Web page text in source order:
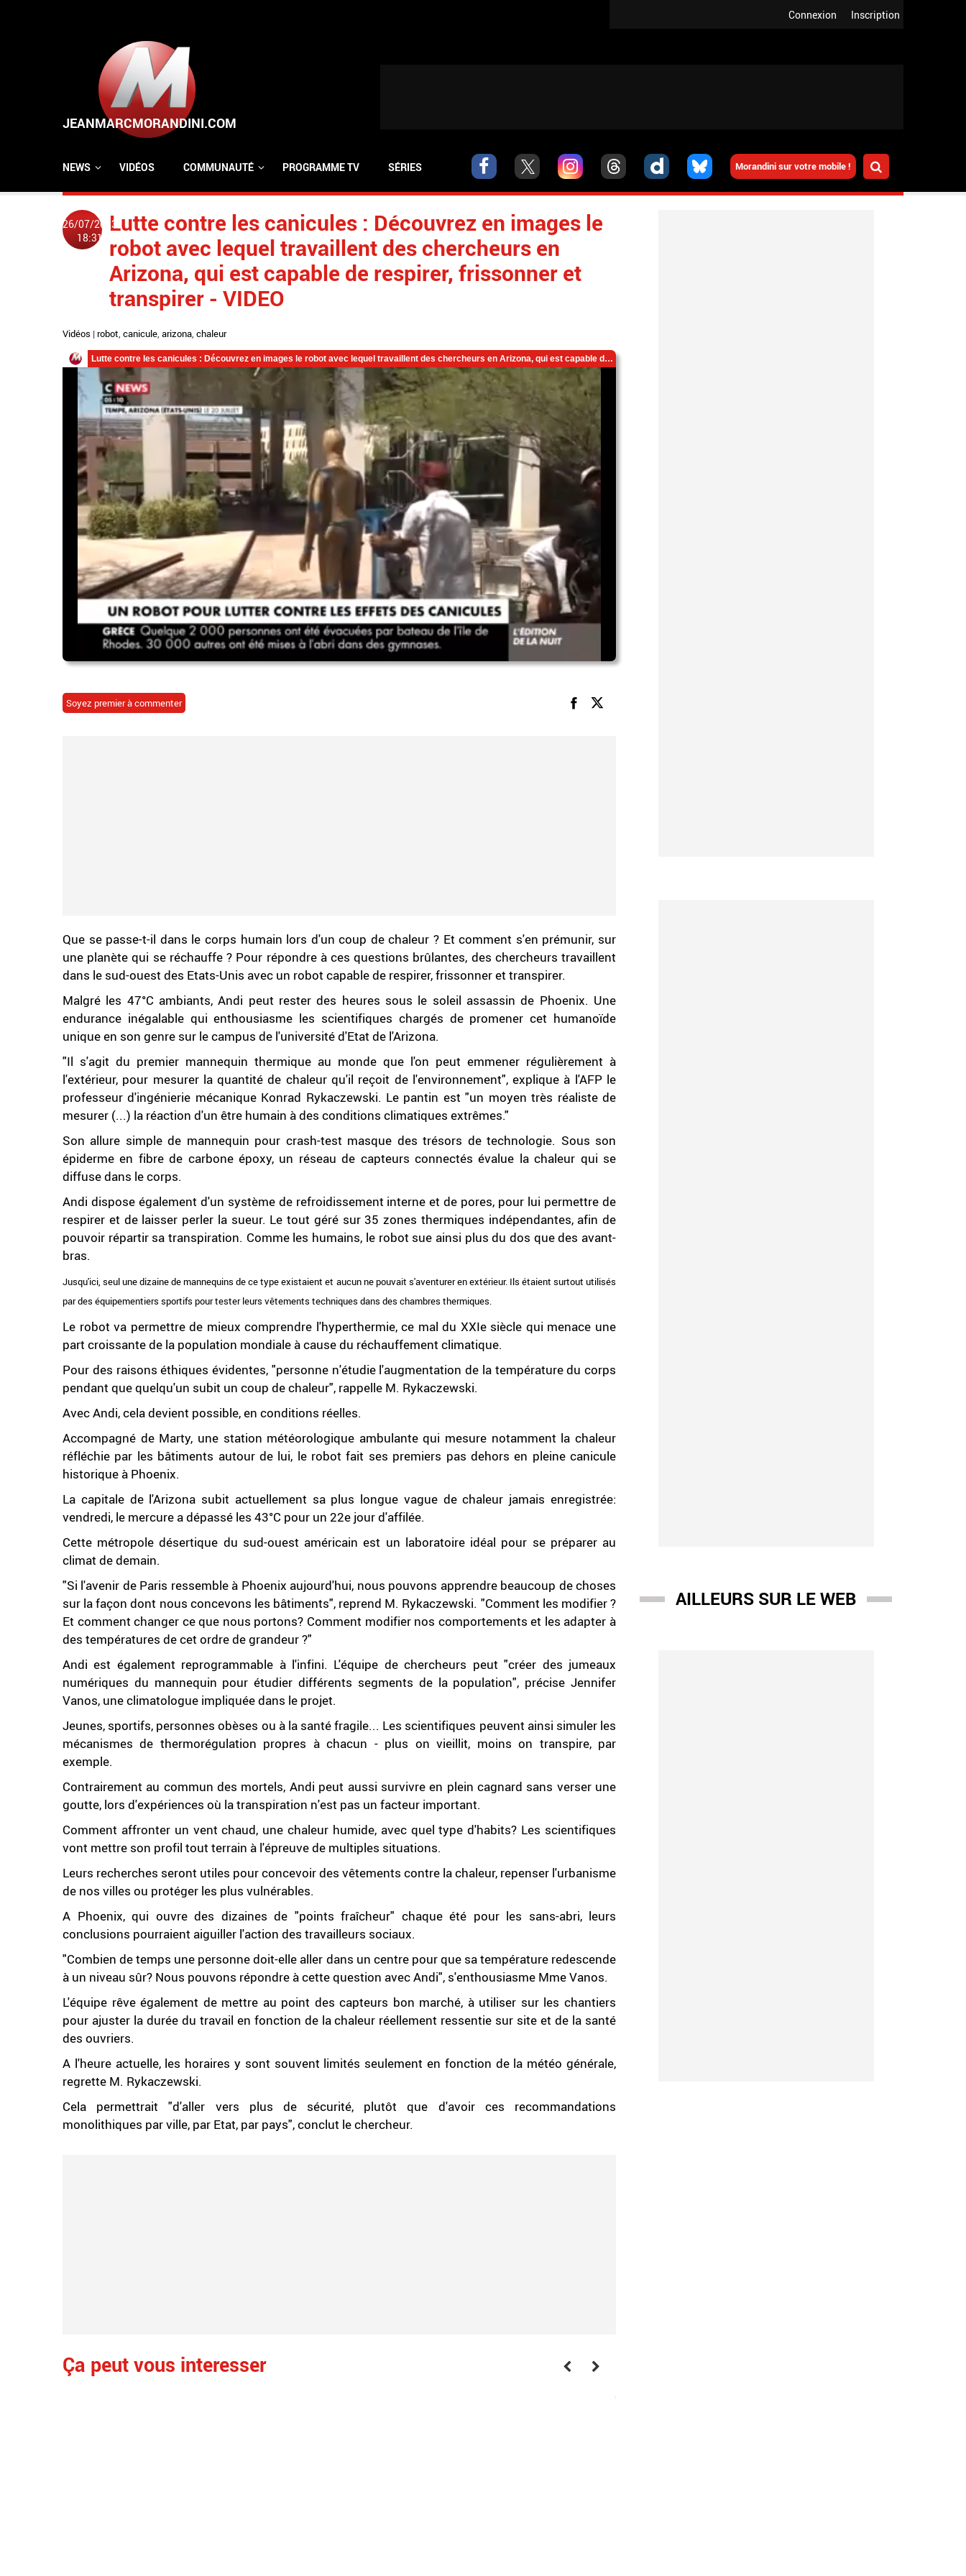
Inscription
Connexion
Morandini sur votre mobile !
NEWS VIDÉOS COMMUNAUTÉ PROGRAMME TV SÉRIES
26/07/2023
18:31
Lutte contre les canicules : Découvrez en images le
robot avec lequel travaillent des chercheurs en
Arizona, qui est capable de respirer, frissonner et
transpirer - VIDEO
Vidéos | robot, canicule, arizona, chaleur
Soyez premier à commenter
Que se passe-t-il dans le corps humain lors d'un coup de chaleur ? Et comment s'en prémunir, sur
une planète qui se réchauffe ? Pour répondre à ces questions brûlantes, des chercheurs travaillent
dans le sud-ouest des Etats-Unis avec un robot capable de respirer, frissonner et transpirer.
Malgré les 47°C ambiants, Andi peut rester des heures sous le soleil assassin de Phoenix. Une
endurance inégalable qui enthousiasme les scientifiques chargés de promener cet humanoïde
unique en son genre sur le campus de l'université d'Etat de l'Arizona.
"Il s'agit du premier mannequin thermique au monde que l'on peut emmener régulièrement à
l'extérieur, pour mesurer la quantité de chaleur qu'il reçoit de l'environnement", explique à l'AFP le
professeur d'ingénierie mécanique Konrad Rykaczewski. Le pantin est "un moyen très réaliste de
mesurer (...) la réaction d'un être humain à des conditions climatiques extrêmes."
Son allure simple de mannequin pour crash-test masque des trésors de technologie. Sous son
épiderme en fibre de carbone époxy, un réseau de capteurs connectés évalue la chaleur qui se
diffuse dans le corps.
Andi dispose également d'un système de refroidissement interne et de pores, pour lui permettre de
respirer et de laisser perler la sueur. Le tout géré sur 35 zones thermiques indépendantes, afin de
pouvoir répartir sa transpiration. Comme les humains, le robot sue ainsi plus du dos que des avant-
bras.
Jusqu'ici, seul une dizaine de mannequins de ce type existaient et aucun ne pouvait s'aventurer en extérieur. Ils étaient surtout utilisés
par des équipementiers sportifs pour tester leurs vêtements techniques dans des chambres thermiques.
Le robot va permettre de mieux comprendre l'hyperthermie, ce mal du XXIe siècle qui menace une
part croissante de la population mondiale à cause du réchauffement climatique.
Pour des raisons éthiques évidentes, "personne n'étudie l'augmentation de la température du corps
pendant que quelqu'un subit un coup de chaleur", rappelle M. Rykaczewski.
Avec Andi, cela devient possible, en conditions réelles.
Accompagné de Marty, une station météorologique ambulante qui mesure notamment la chaleur
réfléchie par les bâtiments autour de lui, le robot fait ses premiers pas dehors en pleine canicule
historique à Phoenix.
La capitale de l'Arizona subit actuellement sa plus longue vague de chaleur jamais enregistrée:
vendredi, le mercure a dépassé les 43°C pour un 22e jour d'affilée.
Cette métropole désertique du sud-ouest américain est un laboratoire idéal pour se préparer au
climat de demain.
"Si l'avenir de Paris ressemble à Phoenix aujourd'hui, nous pouvons apprendre beaucoup de choses
sur la façon dont nous concevons les bâtiments", reprend M. Rykaczewski. "Comment les modifier ?
Et comment changer ce que nous portons? Comment modifier nos comportements et les adapter à
des températures de cet ordre de grandeur ?"
Andi est également reprogrammable à l'infini. L'équipe de chercheurs peut "créer des jumeaux
numériques du mannequin pour étudier différents segments de la population", précise Jennifer
Vanos, une climatologue impliquée dans le projet.
Jeunes, sportifs, personnes obèses ou à la santé fragile... Les scientifiques peuvent ainsi simuler les
mécanismes de thermorégulation propres à chacun - plus on vieillit, moins on transpire, par
exemple.
Contrairement au commun des mortels, Andi peut aussi survivre en plein cagnard sans verser une
goutte, lors d'expériences où la transpiration n'est pas un facteur important.
Comment affronter un vent chaud, une chaleur humide, avec quel type d'habits? Les scientifiques
vont mettre son profil tout terrain à l'épreuve de multiples situations.
Leurs recherches seront utiles pour concevoir des vêtements contre la chaleur, repenser l'urbanisme
de nos villes ou protéger les plus vulnérables.
A Phoenix, qui ouvre des dizaines de "points fraîcheur" chaque été pour les sans-abri, leurs
conclusions pourraient aiguiller l'action des travailleurs sociaux.
"Combien de temps une personne doit-elle aller dans un centre pour que sa température redescende
à un niveau sûr? Nous pouvons répondre à cette question avec Andi", s'enthousiasme Mme Vanos.
L'équipe rêve également de mettre au point des capteurs bon marché, à utiliser sur les chantiers
pour ajuster la durée du travail en fonction de la chaleur réellement ressentie sur site et de la santé
des ouvriers.
A l'heure actuelle, les horaires y sont souvent limités seulement en fonction de la météo générale,
regrette M. Rykaczewski.
Cela permettrait "d'aller vers plus de sécurité, plutôt que d'avoir ces recommandations
monolithiques par ville, par Etat, par pays", conclut le chercheur.
Ça peut vous interesser
AILLEURS SUR LE WEB